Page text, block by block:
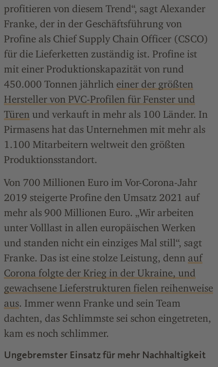
profitieren von diesem Trend“, sagt Alexander
Franke, der in der Geschäftsführung von
Profine als Chief Supply Chain Officer (CSCO)
für die Lieferketten zuständig ist. Profine ist
mit einer Produktionskapazität von rund
450.000 Tonnen jährlich einer der größten
Hersteller von PVC-Profilen für Fenster und
Türen und verkauft in mehr als 100 Länder. In
Pirmasens hat das Unternehmen mit mehr als
1.100 Mitarbeitern weltweit den größten
Produktionsstandort.
Von 700 Millionen Euro im Vor-Corona-Jahr
2019 steigerte Profine den Umsatz 2021 auf
mehr als 900 Millionen Euro. „Wir arbeiten
unter Volllast in allen europäischen Werken
und standen nicht ein einziges Mal still“, sagt
Franke. Das ist eine stolze Leistung, denn auf
Corona folgte der Krieg in der Ukraine, und
gewachsene Lieferstrukturen fielen reihenweise
aus. Immer wenn Franke und sein Team
dachten, das Schlimmste sei schon eingetreten,
kam es noch schlimmer.
Ungebremster Einsatz für mehr Nachhaltigkeit